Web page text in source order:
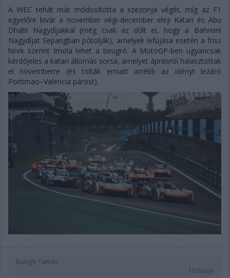
A WEC tehát már módosította a szezonja végét, míg az F1
egyelőre kivár a november végi-december eleji Katari és Abu
Dhabi Nagydíjakkal (még csak az dőlt el, hogy a Bahreini
Nagydíjat Sepangban pótolják), amelyek lefújása esetén a friss
hírek szerint Imola lehet a beugró. A MotoGP-ben ugyancsak
kérdőjeles a katari állomás sorsa, amelyet áprilisról halasztottak
el novemberre (és tolták emiatt arrébb az idényt lezáró
Portimao–Valencia párost).
Balogh Tamás
10 napja